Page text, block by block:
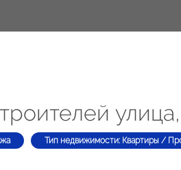
Тип недвижимости: Квартиры /